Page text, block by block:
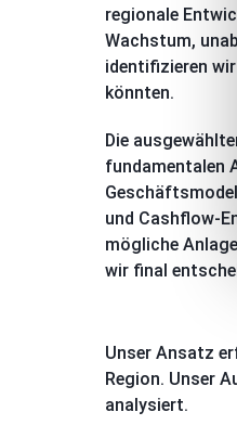
regionale
Wachstum,
identifizieren
könnten.
Die
fundamentalen
und Cashflow-
mögliche
wir final
Unser Ansatz
Region. Unser
analysiert.